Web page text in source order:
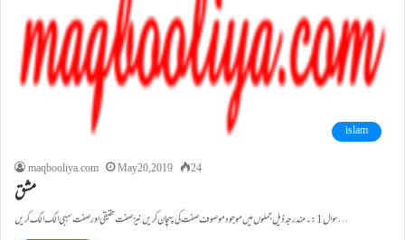
islam
maqbooliya.com
May 20, 2019 24
مشق
سوال1:۔ مندرجہ ذیل جملوں میں موجود موصوف صفت کی پہچان کریں نیز صفت حقیقی اور صفت سببی الگ الگ کریں…